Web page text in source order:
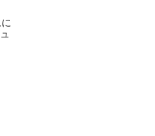
tee_suzuki